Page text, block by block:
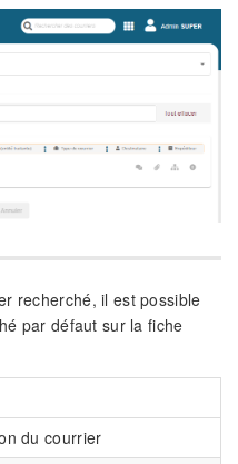
recherché, il est possible
par défaut sur la fiche
du courrier